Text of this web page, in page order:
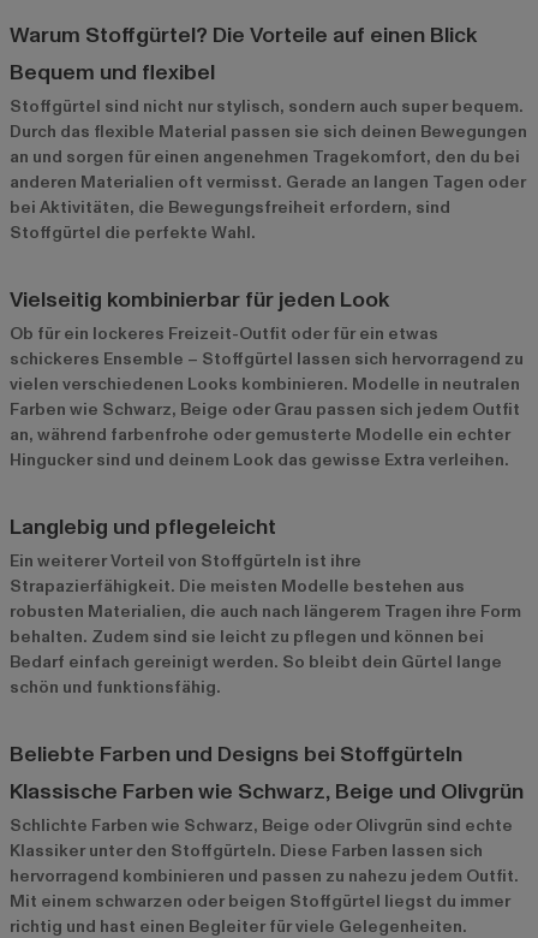
Warum Stoffgürtel? Die Vorteile auf einen Blick
Bequem und flexibel
Stoffgürtel sind nicht nur stylisch, sondern auch super bequem.
Durch das flexible Material passen sie sich deinen Bewegungen
an und sorgen für einen angenehmen Tragekomfort, den du bei
anderen Materialien oft vermisst. Gerade an langen Tagen oder
bei Aktivitäten, die Bewegungsfreiheit erfordern, sind
Stoffgürtel die perfekte Wahl.
Vielseitig kombinierbar für jeden Look
Ob für ein lockeres Freizeit-Outfit oder für ein etwas
schickeres Ensemble – Stoffgürtel lassen sich hervorragend zu
vielen verschiedenen Looks kombinieren. Modelle in neutralen
Farben wie Schwarz, Beige oder Grau passen sich jedem Outfit
an, während farbenfrohe oder gemusterte Modelle ein echter
Hingucker sind und deinem Look das gewisse Extra verleihen.
Langlebig und pflegeleicht
Ein weiterer Vorteil von Stoffgürteln ist ihre
Strapazierfähigkeit. Die meisten Modelle bestehen aus
robusten Materialien, die auch nach längerem Tragen ihre Form
behalten. Zudem sind sie leicht zu pflegen und können bei
Bedarf einfach gereinigt werden. So bleibt dein Gürtel lange
schön und funktionsfähig.
Beliebte Farben und Designs bei Stoffgürteln
Klassische Farben wie Schwarz, Beige und Olivgrün
Schlichte Farben wie Schwarz, Beige oder Olivgrün sind echte
Klassiker unter den Stoffgürteln. Diese Farben lassen sich
hervorragend kombinieren und passen zu nahezu jedem Outfit.
Mit einem schwarzen oder beigen Stoffgürtel liegst du immer
richtig und hast einen Begleiter für viele Gelegenheiten.